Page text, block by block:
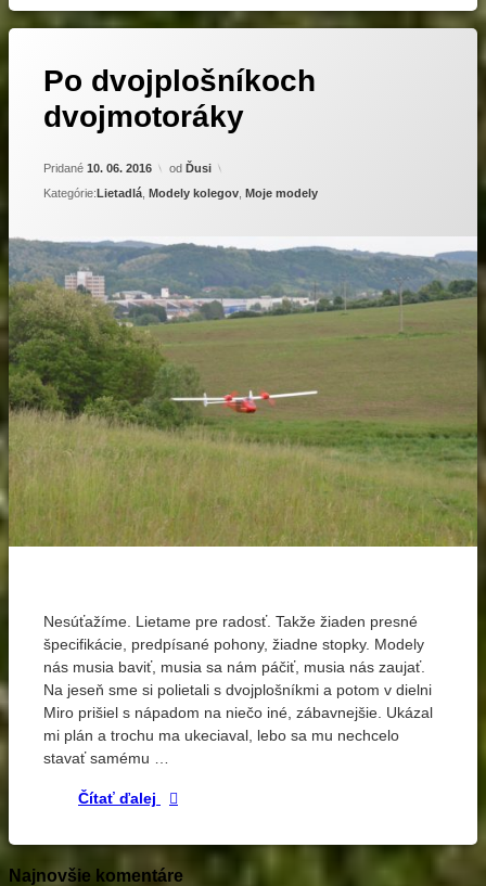
Po dvojplošníkoch
dvojmotoráky
Pridané 10. 06. 2016 od Ďusi
Kategórie:Lietadlá Modely kolegov Moje modely
Nesúťažíme. Lietame pre radosť. Takže žiaden presné
špecifikácie, predpísané pohony, žiadne stopky. Modely
nás musia baviť, musia sa nám páčiť, musia nás zaujať.
Na jeseň sme si polietali s dvojplošníkmi a potom v dielni
Miro prišiel s nápadom na niečo iné, zábavnejšie. Ukázal
mi plán a trochu ma ukeciaval, lebo sa mu nechcelo
stavať samému …
Čítať ďalej Po dvojplošníkoch dvojmotoráky
elektrolety
lietanie
trojčlánok
dvojplošníkoch
Najnovšie komentáre